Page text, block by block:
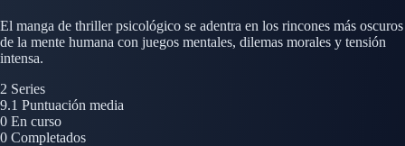
El manga de thriller psicológico se adentra en los rincones más oscuros
de la mente humana con juegos mentales, dilemas morales y tensión
intensa.
2 Series
9.1 Puntuación media
0 En curso
0 Completados